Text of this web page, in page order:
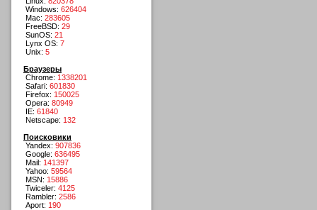
Windows: 626404
Mac: 283605
FreeBSD: 29
SunOS: 21
Lynx OS: 7
Unix: 5
Браузеры
Chrome: 1338201
Safari: 601830
Firefox: 150025
Opera: 80949
IE: 61840
Netscape: 132
Поисковики
Yandex: 907836
Google: 636495
Mail: 141397
Yahoo: 59564
MSN: 15886
Twiceler: 4125
Rambler: 2586
Aport: 190